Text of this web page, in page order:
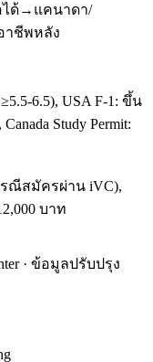
ได้→แคนาดา/
อาชีพหลัง
6.5), USA F-1: ขึ้น
Study Permit:
ณีสมัครผ่าน iVC),
บาท
· ข้อมูลปรับปรุง